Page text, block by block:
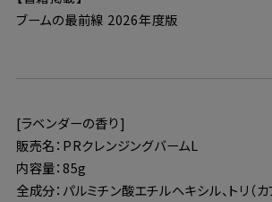
ブームの最前線 2026年度版
[ラベンダーの香り]
販売名：PRクレンジングバームL
内容量：85g
全成分：パルミチン酸エチルヘキシル、トリ（